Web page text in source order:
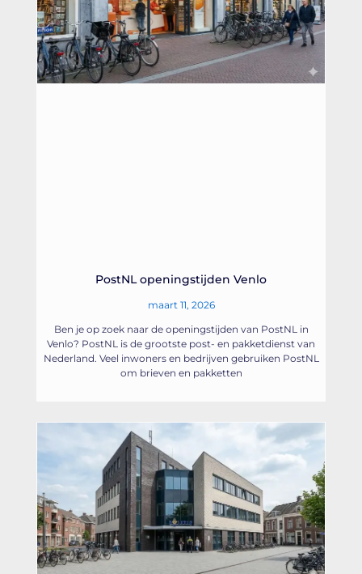
PostNL openingstijden Venlo
maart 11, 2026
Ben je op zoek naar de openingstijden van PostNL in
Venlo? PostNL is de grootste post- en pakketdienst van
Nederland. Veel inwoners en bedrijven gebruiken PostNL
om brieven en pakketten